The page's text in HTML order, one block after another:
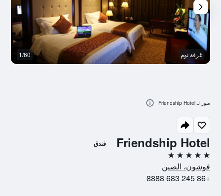
Friendship Hotel فندق
5 نجوم
فوشون، الصين
+86 245 683 8888
غرفة نوم 1/60
صور لـ Friendship Hotel